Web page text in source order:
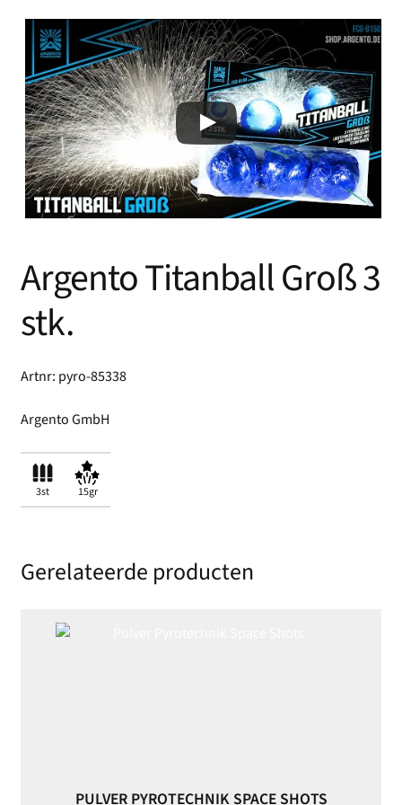
Argento Titanball Groß 3
stk.
Artnr: pyro-85338
Argento GmbH
3st 15gr
Gerelateerde producten
PULVER PYROTECHNIK SPACE SHOTS